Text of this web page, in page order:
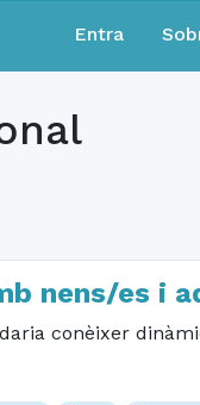
Entra
nens/es i
conèixer